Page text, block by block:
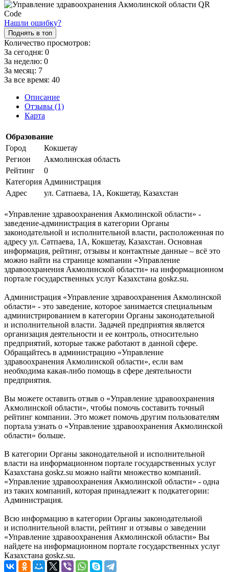
Нашли ошибку?
Поднять в топ
Количество просмотров:
За сегодня: 0
За неделю: 0
За месяц: 7
За все время: 40
Описание
Отзывы (1)
Карта
Образование
Город
Кокшетау
Регион
Акмолинская область
Рейтинг
0
Категория Администрация
Адрес
ул. Сатпаева, 1А, Кокшетау, Казахстан
«Управление здравоохранения Акмолинской области» -
заведение-администрация в категории Органы
законодательной и исполнительной власти, расположенная по
адресу ул. Сатпаева, 1А, Кокшетау, Казахстан. Основная
информация, рейтинг, отзывы и контактные данные – всё это
можно найти на странице компании «Управление
здравоохранения Акмолинской области» на информационном
портале государственных услуг Казахстана goskz.su.
Администрация «Управление здравоохранения Акмолинской
области» - это заведение, которое занимается специальным
администрированием в категории Органы законодательной
и исполнительной власти. Задачей предприятия является
организация деятельности и ее контроль, относительно
предприятий, которые также работают в данной сфере.
Обращайтесь в администрацию «Управление
здравоохранения Акмолинской области», если вам
необходима какая-либо помощь в сфере деятельности
предприятия.
Вы можете оставить отзыв о «Управление здравоохранения
Акмолинской области», чтобы помочь составить точный
рейтинг компании. Это может помочь другим пользователям
портала узнать о «Управление здравоохранения Акмолинской
области» больше.
В категории Органы законодательной и исполнительной
власти на информационном портале государственных услуг
Казахстана goskz.su можно найти множество компаний.
«Управление здравоохранения Акмолинской области» - одна
из таких компаний, которая принадлежит к подкатегории:
Администрация.
Всю информацию в категории Органы законодательной
и исполнительной власти, рейтинг и отзывы о заведении
«Управление здравоохранения Акмолинской области» Вы
найдете на информационном портале государственных услуг
Казахстана goskz.su.